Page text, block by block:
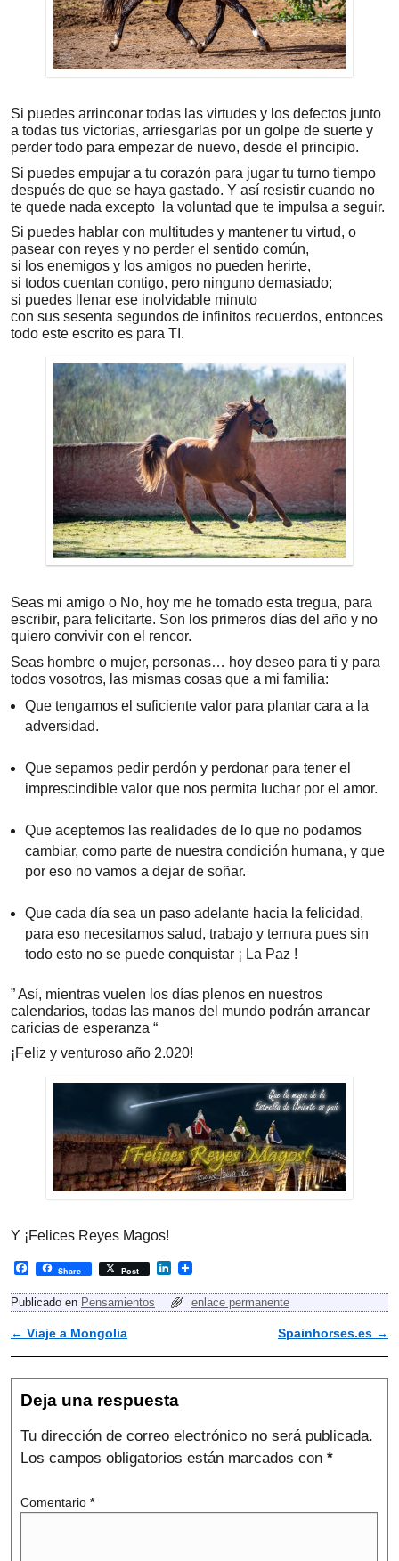
Si puedes arrinconar todas las virtudes y los defectos junto
a todas tus victorias, arriesgarlas por un golpe de suerte y
perder todo para empezar de nuevo, desde el principio.
Si puedes empujar a tu corazón para jugar tu turno tiempo
después de que se haya gastado. Y así resistir cuando no
te quede nada excepto la voluntad que te impulsa a seguir.
Si puedes hablar con multitudes y mantener tu virtud, o
pasear con reyes y no perder el sentido común,
si los enemigos y los amigos no pueden herirte,
si todos cuentan contigo, pero ninguno demasiado;
si puedes llenar ese inolvidable minuto
con sus sesenta segundos de infinitos recuerdos, entonces
todo este escrito es para TI.
Seas mi amigo o No, hoy me he tomado esta tregua, para
escribir, para felicitarte. Son los primeros días del año y no
quiero convivir con el rencor.
Seas hombre o mujer, personas… hoy deseo para ti y para
todos vosotros, las mismas cosas que a mi familia:
Que tengamos el suficiente valor para plantar cara a la
adversidad.
Que sepamos pedir perdón y perdonar para tener el
imprescindible valor que nos permita luchar por el amor.
Que aceptemos las realidades de lo que no podamos
cambiar, como parte de nuestra condición humana, y que
por eso no vamos a dejar de soñar.
Que cada día sea un paso adelante hacia la felicidad,
para eso necesitamos salud, trabajo y ternura pues sin
todo esto no se puede conquistar ¡ La Paz !
” Así, mientras vuelen los días plenos en nuestros
calendarios, todas las manos del mundo podrán arrancar
caricias de esperanza “
¡Feliz y venturoso año 2.020!
Y ¡Felices Reyes Magos!
F
c
e
o
o
Share Post
L
n
k
I
Publicado en Pensamientos enlace permanente
Navegador de artículos
← Viaje a Mongolia Spainhorses.es →
Deja una respuesta
Tu dirección de correo electrónico no será publicada.
Los campos obligatorios están marcados con *
Comentario *